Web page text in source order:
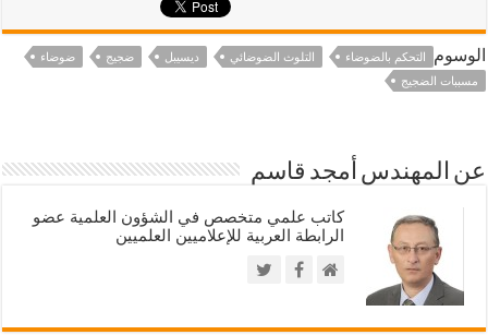
الوسوم التحكم بالضوضاء التلوث الضوضائي ديسيبل ضجيج
ضوضاء
مسببات الضجيج
عن المهندس أمجد قاسم
كاتب علمي متخصص في الشؤون العلمية عضو
الرابطة العربية للإعلاميين العلميين